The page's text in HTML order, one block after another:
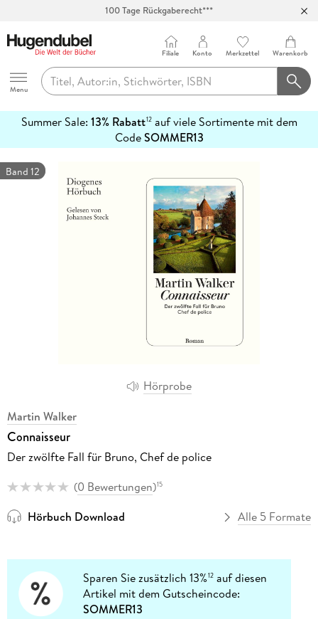
Hugendubel
Menu
Filiale Konto Merkzettel Warenkorb
Summer Sale: 13% Rabatt12auf viele Sortimente mit dem
CodeSOMMER13
erfahren
Hörprobe
Band 12
Martin Walker
Connaisseur
Der zwölfte Fall für Bruno, Chef de police
(0 Bewertungen)15
Hörbuch Download Alle 5 Formate
Sparen Sie zusätzlich 13%12 auf diesen
Artikel mit dem Gutscheincode:
SOMMER13